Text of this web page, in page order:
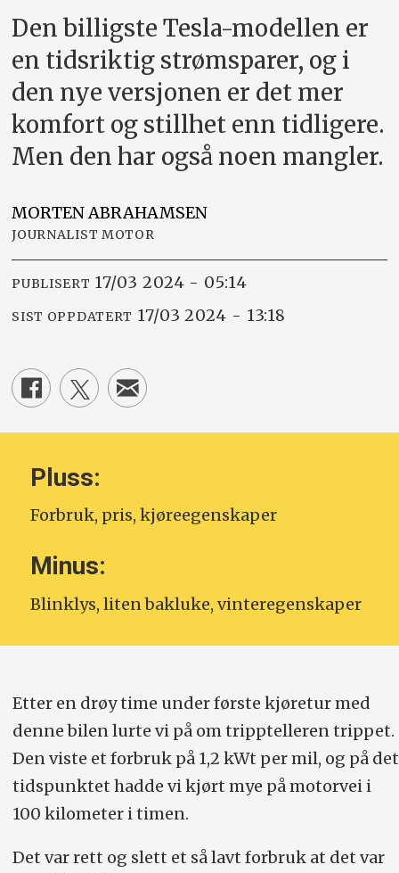
Den billigste Tesla-modellen er
en tidsriktig strømsparer, og i
den nye versjonen er det mer
komfort og stillhet enn tidligere.
Men den har også noen mangler.
MORTENABRAHAMSEN
JOURNALIST MOTOR
PUBLISERT 17/03 2024 - 05:14
SIST OPPDATERT 17/03 2024 - 13:18
Pluss:
Forbruk, pris, kjøreegenskaper
Minus:
Blinklys, liten bakluke, vinteregenskaper
Etter en drøy time under første kjøretur med
denne bilen lurte vi på om tripptelleren trippet.
Den viste et forbruk på 1,2 kWt per mil, og på det
tidspunktet hadde vi kjørt mye på motorvei i
100 kilometer i timen.
Det var rett og slett et så lavt forbruk at det var